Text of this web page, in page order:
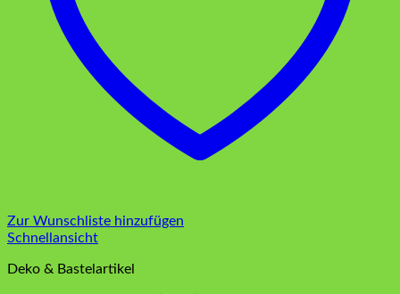
Zur Wunschliste hinzufügen
Schnellansicht
Deko & Bastelartikel